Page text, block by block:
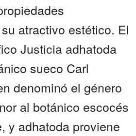
atractivo estético. El
Justicia adhatoda
sueco Carl
denominó el género
al botánico escocés
y adhatoda proviene